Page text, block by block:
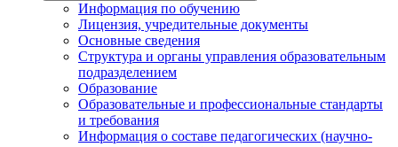
Информация по обучению
Лицензия, учредительные документы
Основные сведения
Структура и органы управления образовательным
подразделением
Образование
Образовательные и профессиональные стандарты
и требования
Информация о составе педагогических (научно-